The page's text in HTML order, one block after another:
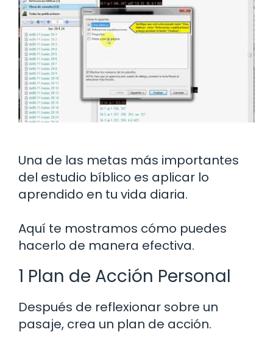
Una de las metas más importantes
del estudio bíblico es aplicar lo
aprendido en tu vida diaria.
Aquí te mostramos cómo puedes
hacerlo de manera efectiva.
1 Plan de Acción Personal
Después de reflexionar sobre un
pasaje, crea un plan de acción.